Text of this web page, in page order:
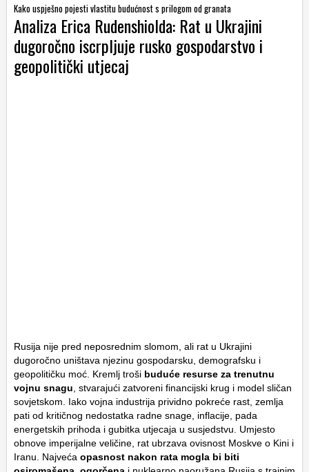
Kako uspješno pojesti vlastitu budućnost s prilogom od granata
Analiza Erica Rudenshiolda: Rat u Ukrajini
dugoročno iscrpljuje rusko gospodarstvo i
geopolitički utjecaj
Rusija nije pred neposrednim slomom, ali rat u Ukrajini
dugoročno uništava njezinu gospodarsku, demografsku i
geopolitičku moć. Kremlj troši buduće resurse za trenutnu
vojnu snagu , stvarajući zatvoreni financijski krug i model sličan
sovjetskom. Iako vojna industrija prividno pokreće rast, zemlja
pati od kritičnog nedostatka radne snage, inflacije, pada
energetskih prihoda i gubitka utjecaja u susjedstvu. Umjesto
obnove imperijalne veličine, rat ubrzava ovisnost Moskve o Kini i
Iranu. Najveća opasnost nakon rata mogla bi biti